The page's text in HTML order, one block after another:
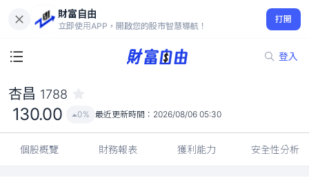
財富自由
立即使用APP，開啟您的股市智慧導航！
打開
登入
130.00
0%
杏昌 1788
130.00 0% 最近更新時間： 2026/08/06 05:30
個股概覽 財務報表 獲利能力 安全性分析